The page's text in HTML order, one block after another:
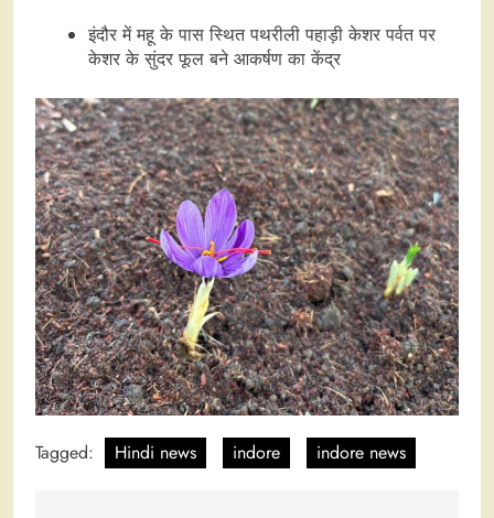
इंदौर में महू के पास स्थित पथरीली पहाड़ी केशर पर्वत पर
केशर के सुंदर फूल बने आकर्षण का केंद्र
Tagged: Hindi news indore indore news